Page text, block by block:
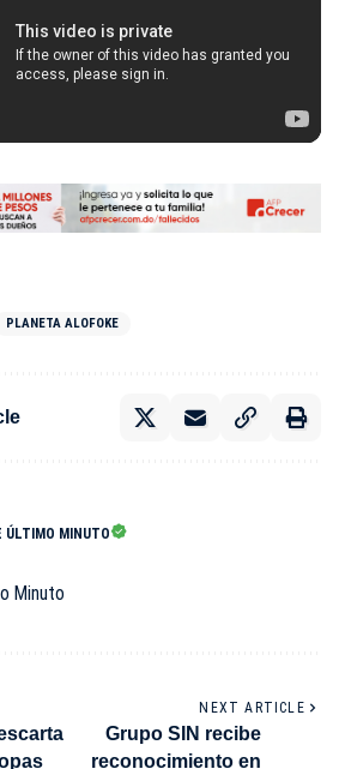
PLANETA ALOFOKE
ÚLTIMO MINUTO
Minuto
NEXT ARTICLE
Grupo SIN recibe
reconocimiento en